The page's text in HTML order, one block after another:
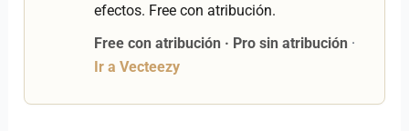
efectos. Free con atribución.
Free con atribución · Pro sin atribución ·
Ir a Vecteezy